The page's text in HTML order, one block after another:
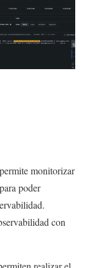
monitorizar
poder
con